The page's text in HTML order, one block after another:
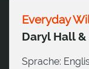
Everyday
Daryl Hall &
Sprache: